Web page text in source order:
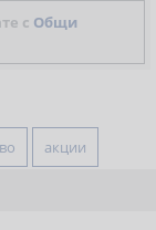
с Общи
акции